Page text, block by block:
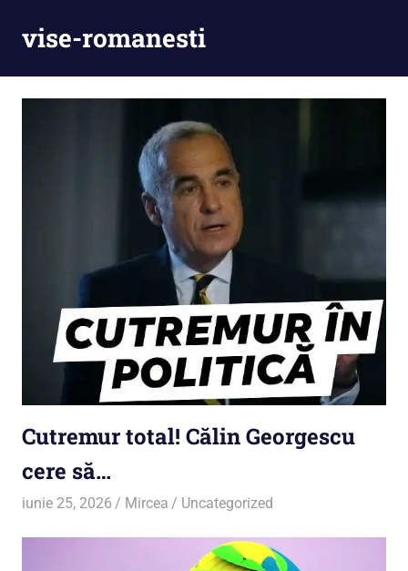
vise-romanesti
Cutremur total! Călin Georgescu
cere să…
iunie 25, 2026 Mircea Uncategorized